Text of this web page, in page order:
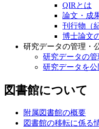
QIRとは
論文・成
刊行物（
博士論文
研究データの管理・
研究データの
研究データを
図書館について
附属図書館の概要
図書館の移転に係る